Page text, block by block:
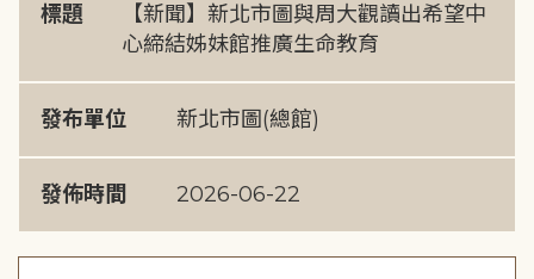
標題
【新聞】新北市圖與周大觀讀出希望中
心締結姊妹館推廣生命教育
發布單位 新北市圖(總館)
發佈時間 2026-06-22